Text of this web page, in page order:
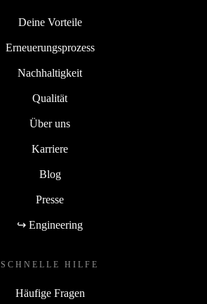
Deine Vorteile
Erneuerungsprozess
Nachhaltigkeit
Qualität
Über uns
Karriere
Blog
Presse
↪ Engineering
SCHNELLE HILFE
Häufige Fragen